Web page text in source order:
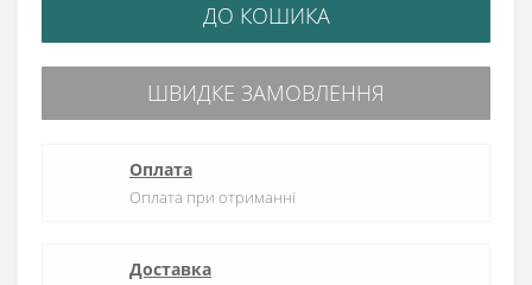
ДО КОШИКА
ШВИДКЕ ЗАМОВЛЕННЯ
Оплата
Оплата при отриманні
Доставка